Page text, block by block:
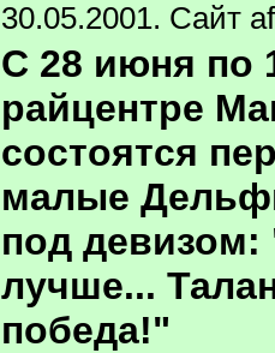
30.05.2001. Сайт
С 28 июня по
райцентре
состоятся
малые
под девизом:
лучше...
победа!"